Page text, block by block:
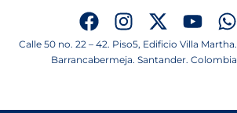
Calle 50 no. 22 – 42. Piso5, Edificio Villa Martha.
Barrancabermeja. Santander. Colombia